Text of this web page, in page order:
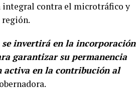
integral contra el microtráfico y
región.
invertirá en la incorporación
garantizar su permanencia
activa en la contribución al